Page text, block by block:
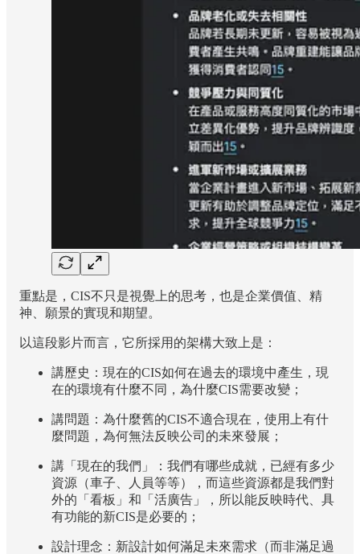
重點是，CIS不只是視覺上的思考，也是企業價值、精
神、願景的實現和期望。
以這段影片而言，它所採用的架構大致上是：
講歷史：現在的CIS如何在過去的環境中產生，現
在的環境有什麼不同，為什麼CIS需要改變；
講問題：為什麼舊的CIS不適合現在，使用上有什
麼問題，為何無法反映公司的未來發展；
講「現在的我們」：我們有哪些成就，已經有多少
資源（車子、人員等等），而這些資源都是我們對
外的「看板」和「活廣告」，所以能反映時代、具
有功能的新CIS是必要的；
設計理念：新設計如何滿足未來需求（而非滿足過